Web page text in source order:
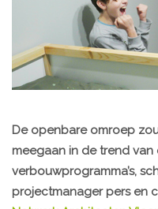
De openbare omroep
meegaan in de trend van
verbouwprogramma’s,
projectmanager pers en